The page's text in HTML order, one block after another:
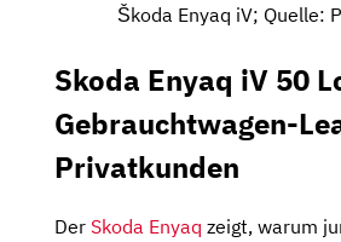
Škoda Enyaq iV; Quelle:
Skoda Enyaq iV 50
Gebrauchtwagen-
Privatkunden
Der Skoda Enyaq zeigt, warum